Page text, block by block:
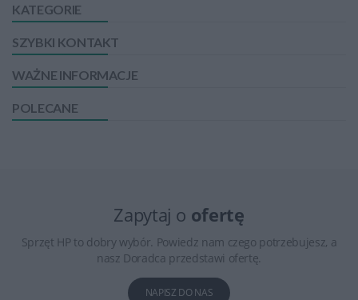
KATEGORIE
SZYBKI KONTAKT
WAŻNE INFORMACJE
POLECANE
Zapytaj o ofertę
Sprzęt HP to dobry wybór. Powiedz nam czego potrzebujesz, a
nasz Doradca przedstawi ofertę.
NAPISZ DO NAS